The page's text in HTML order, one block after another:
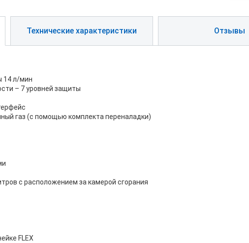
Технические характеристики Отзывы
14 л/мин
– 7 уровней защиты
газ (с помощью комплекта переналадки)
с расположением за камерой сгорания
FLEX